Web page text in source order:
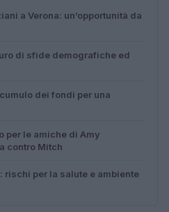
a Verona: un’opportunità da
di sfide demografiche ed
dei fondi per una
per le amiche di Amy
contro Mitch
rischi per la salute e ambiente